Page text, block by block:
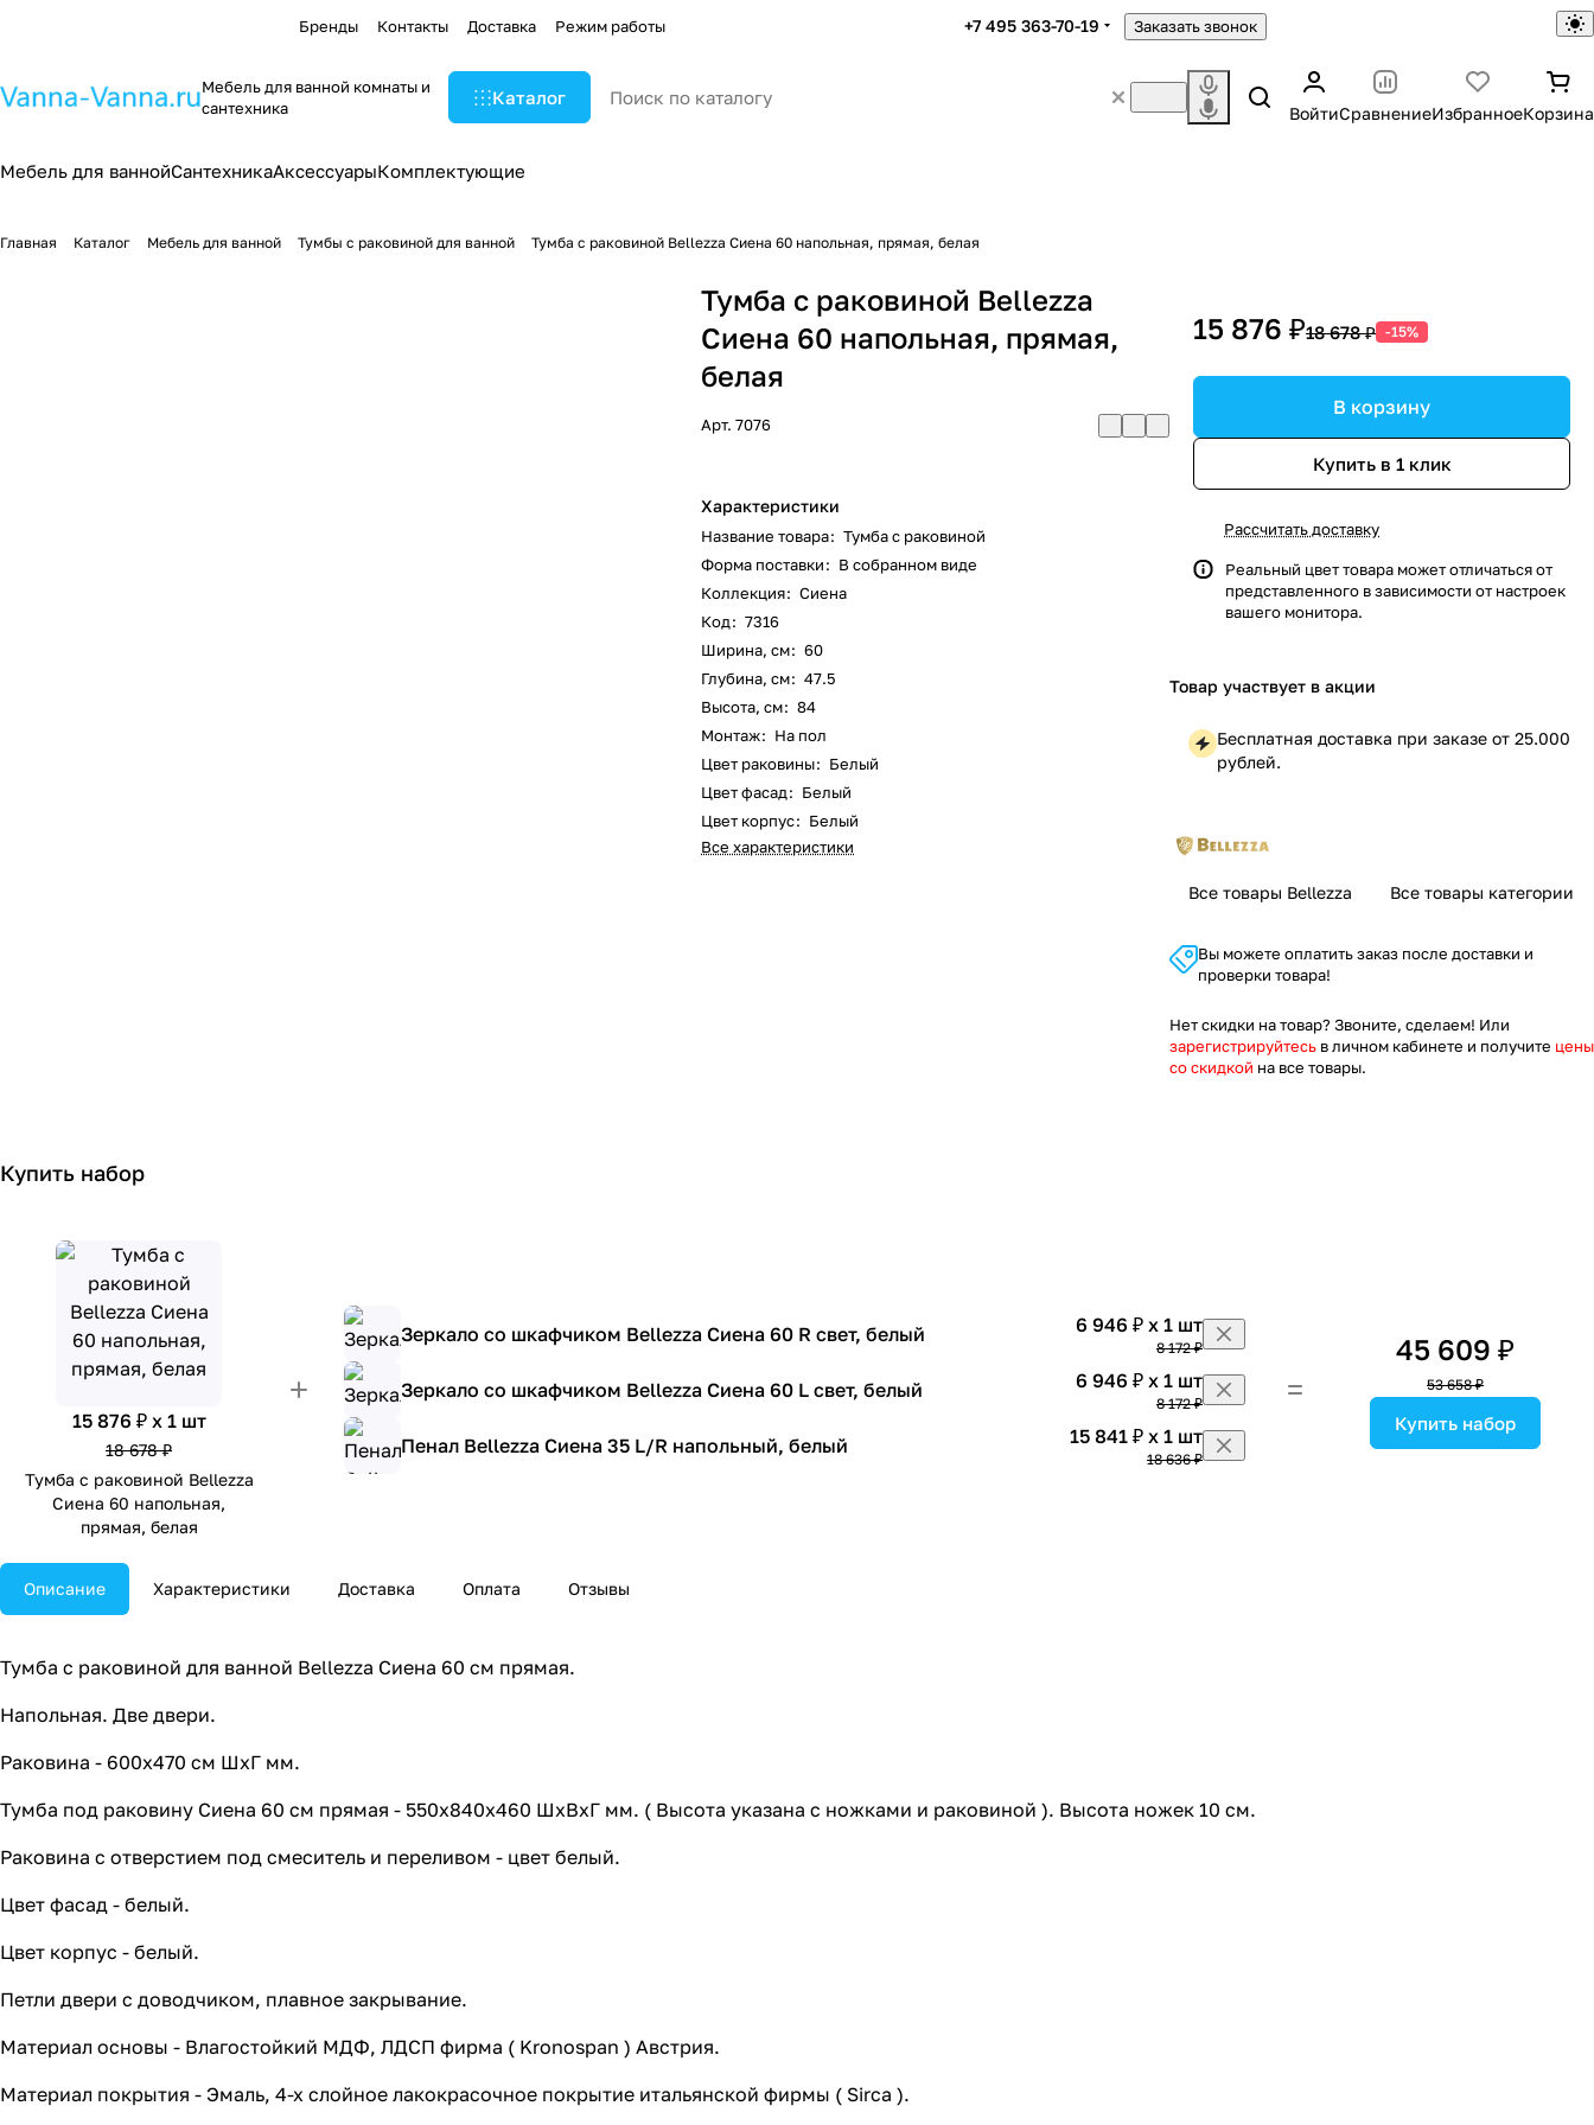
Бренды Контакты Доставка Режим работы +7 495 363-70-19 Заказать звонок
Мебель для ванной комнаты и
сантехника
Каталог
ВойтиСравнениеИзбранноеКорзина
Мебель для ваннойСантехникаАксессуарыКомплектующие
Главная Каталог Мебель для ванной Тумбы с раковиной для ванной Тумба с раковиной Bellezza Сиена 60 напольная, прямая, белая
Тумба с раковиной Bellezza
Сиена 60 напольная, прямая,
белая
Арт.7076
Характеристики
Название товара: Тумба с раковиной
Форма поставки: В собранном виде
Коллекция: Сиена
Код: 7316
Ширина, см: 60
Глубина, см: 47.5
Высота, см: 84
Монтаж: На пол
Цвет раковины: Белый
Цвет фасад: Белый
Цвет корпус: Белый
Все характеристики
15 876 ₽18 678 ₽ -15%
В корзину
Купить в 1 клик
Рассчитать доставку
Реальный цвет товара может отличаться от
представленного в зависимости от настроек
вашего монитора.
Товар участвует в акции
Бесплатная доставка при заказе от 25.000
рублей.
Все товары Bellezza Все товары категории
Вы можете оплатить заказ после доставки и
проверки товара!
Нет скидки на товар? Звоните, сделаем! Или
зарегистрируйтесь в личном кабинете и получите цены
со скидкой на все товары.
Купить набор
15 876 ₽ x 1 шт
18 678 ₽
Тумба с раковиной Bellezza
Сиена 60 напольная,
прямая, белая
Зеркало со шкафчиком Bellezza Сиена 60 R свет, белый 6 946 ₽ x 1 шт
8 172 ₽
Зеркало со шкафчиком Bellezza Сиена 60 L свет, белый 6 946 ₽ x 1 шт
8 172 ₽
Пенал Bellezza Сиена 35 L/R напольный, белый 15 841 ₽ x 1 шт
18 636 ₽
45 609 ₽
53 658 ₽
Купить набор
Описание Характеристики Доставка Оплата Отзывы
Тумба с раковиной для ванной Bellezza Сиена 60 см прямая.
Напольная. Две двери.
Раковина - 600х470 см ШхГ мм.
Тумба под раковину Сиена 60 см прямая - 550х840х460 ШхВхГ мм. ( Высота указана с ножками и раковиной ). Высота ножек 10 см.
Раковина с отверстием под смеситель и переливом - цвет белый.
Цвет фасад - белый.
Цвет корпус - белый.
Петли двери с доводчиком, плавное закрывание.
Материал основы - Влагостойкий МДФ, ЛДСП фирма ( Kronospan ) Австрия.
Материал покрытия - Эмаль, 4-х слойное лакокрасочное покрытие итальянской фирмы ( Sirca ).